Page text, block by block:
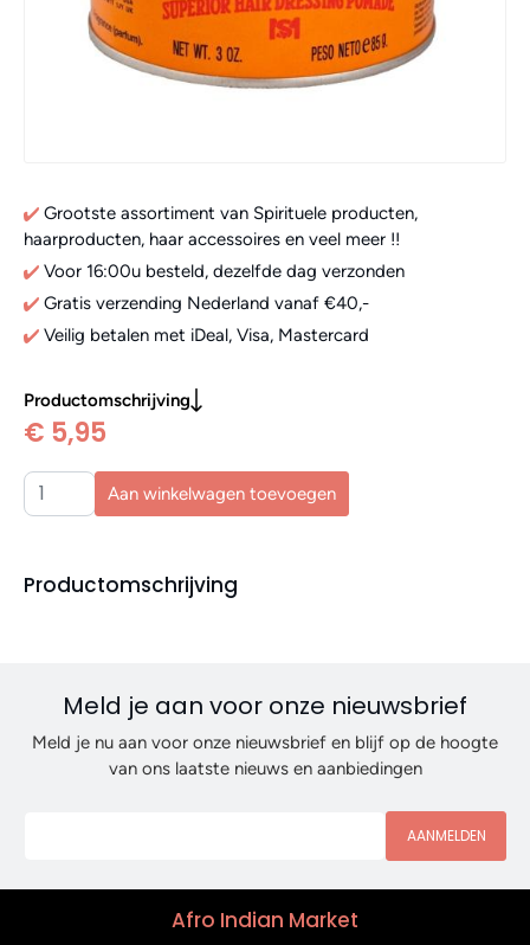
Grootste assortiment van Spirituele producten,
haarproducten, haar accessoires en veel meer !!
Voor 16:00u besteld, dezelfde dag verzonden
Gratis verzending Nederland vanaf €40,-
Veilig betalen met iDeal, Visa, Mastercard
Productomschrijving
€ 5,95
Aan winkelwagen toevoegen
Productomschrijving
Meld je aan voor onze nieuwsbrief
Meld je nu aan voor onze nieuwsbrief en blijf op de hoogte
van ons laatste nieuws en aanbiedingen
AANMELDEN
Afro Indian Market